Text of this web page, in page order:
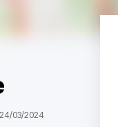
03/2024